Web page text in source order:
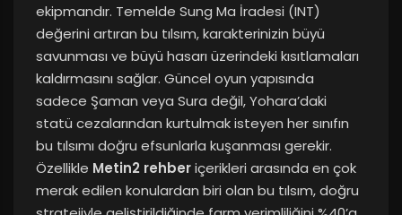
ekipmandır. Temelde Sung Ma İradesi (INT)
değerini artıran bu tılsım, karakterinizin büyü
savunması ve büyü hasarı üzerindeki kısıtlamaları
kaldırmasını sağlar. Güncel oyun yapısında
sadece Şaman veya Sura değil, Yohara’daki
statü cezalarından kurtulmak isteyen her sınıfın
bu tılsımı doğru efsunlarla kuşanması gerekir.
Özellikle Metin2 rehberiçerikleri arasında en çok
merak edilen konulardan biri olan bu tılsım, doğru